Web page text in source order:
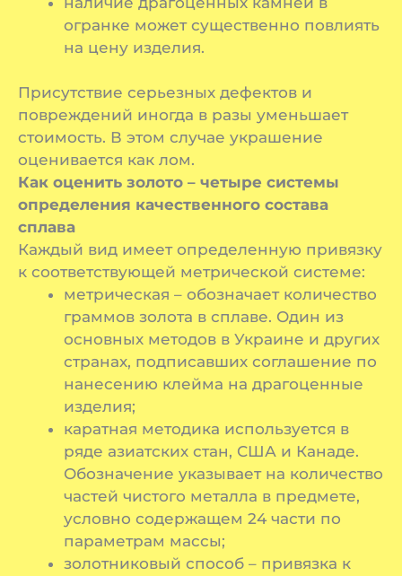
огранке может существенно повлиять
на цену изделия.
Присутствие серьезных дефектов и
повреждений иногда в разы уменьшает
стоимость. В этом случае украшение
оценивается как лом.
Как оценить золото – четыре системы
определения качественного состава
сплава
Каждый вид имеет определенную привязку
к соответствующей метрической системе:
метрическая – обозначает количество
граммов золота в сплаве. Один из
основных методов в Украине и других
странах, подписавших соглашение по
нанесению клейма на драгоценные
изделия;
каратная методика используется в
ряде азиатских стан, США и Канаде.
Обозначение указывает на количество
частей чистого металла в предмете,
условно содержащем 24 части по
параметрам массы;
золотниковый способ – привязка к